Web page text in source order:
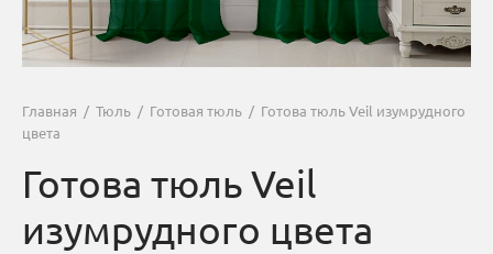
Главная / Тюль / Готовая тюль / Готова тюль Veil изумрудного
цвета
Готова тюль Veil
изумрудного цвета